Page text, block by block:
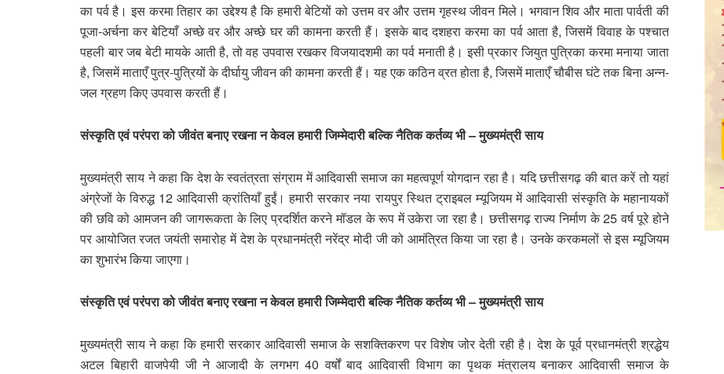
का पर्व है। इस करमा तिहार का उद्देश्य है कि हमारी बेटियों को उत्तम वर और उत्तम गृहस्थ जीवन मिले। भगवान शिव और माता पार्वती की
पूजा-अर्चना कर बेटियाँ अच्छे वर और अच्छे घर की कामना करती हैं। इसके बाद दशहरा करमा का पर्व आता है, जिसमें विवाह के पश्चात
पहली बार जब बेटी मायके आती है, तो वह उपवास रखकर विजयादशमी का पर्व मनाती है। इसी प्रकार जियुत पुत्रिका करमा मनाया जाता
है, जिसमें माताएँ पुत्र-पुत्रियों के दीर्घायु जीवन की कामना करती हैं। यह एक कठिन व्रत होता है, जिसमें माताएँ चौबीस घंटे तक बिना अन्न-
जल ग्रहण किए उपवास करती हैं।
संस्कृति एवं परंपरा को जीवंत बनाए रखना न केवल हमारी जिम्मेदारी बल्कि नैतिक कर्तव्य भी – मुख्यमंत्री साय
मुख्यमंत्री साय ने कहा कि देश के स्वतंत्रता संग्राम में आदिवासी समाज का महत्वपूर्ण योगदान रहा है। यदि छत्तीसगढ़ की बात करें तो यहां
अंग्रेजों के विरुद्ध 12 आदिवासी क्रांतियाँ हुईं। हमारी सरकार नया रायपुर स्थित ट्राइबल म्यूजियम में आदिवासी संस्कृति के महानायकों
की छवि को आमजन की जागरूकता के लिए प्रदर्शित करने मॉडल के रूप में उकेरा जा रहा है। छत्तीसगढ़ राज्य निर्माण के 25 वर्ष पूरे होने
पर आयोजित रजत जयंती समारोह में देश के प्रधानमंत्री नरेंद्र मोदी जी को आमंत्रित किया जा रहा है। उनके करकमलों से इस म्यूजियम
का शुभारंभ किया जाएगा।
संस्कृति एवं परंपरा को जीवंत बनाए रखना न केवल हमारी जिम्मेदारी बल्कि नैतिक कर्तव्य भी – मुख्यमंत्री साय
मुख्यमंत्री साय ने कहा कि हमारी सरकार आदिवासी समाज के सशक्तिकरण पर विशेष जोर देती रही है। देश के पूर्व प्रधानमंत्री श्रद्धेय
अटल बिहारी वाजपेयी जी ने आजादी के लगभग 40 वर्षों बाद आदिवासी विभाग का पृथक मंत्रालय बनाकर आदिवासी समाज के